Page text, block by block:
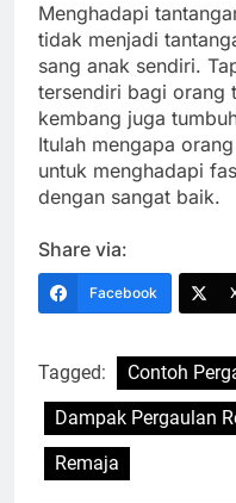
Menghadapi
tidak menjadi
sang anak sendiri.
tersendiri bagi orang
kembang juga
Itulah mengapa
untuk menghadapi
dengan sangat baik.
Share via:
Facebook
Tagged:
Contoh
Dampak Pergaulan
Remaja